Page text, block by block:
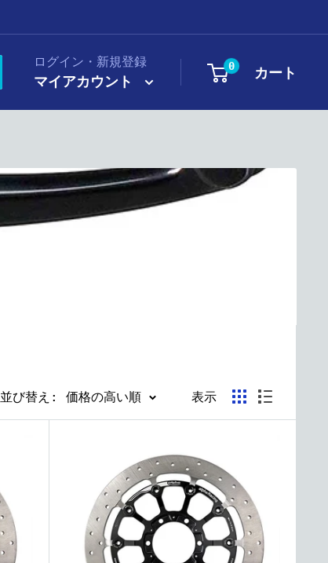
ログイン・新規登録
マイアカウント
0 カート
並び替え: 価格の高い順 表示